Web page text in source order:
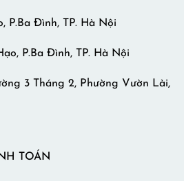
P.Ba Đình, TP. Hà Nội
P.Ba Đình, TP. Hà Nội
3 Tháng 2, Phường Vườn Lài,
TOÁN